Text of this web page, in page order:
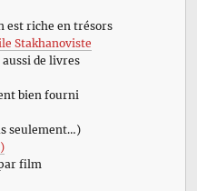
est riche en trésors
Stakhanoviste
de livres
bien fourni
seulement…)
film